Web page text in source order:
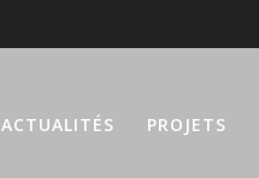
ACTUALITÉS PROJETS